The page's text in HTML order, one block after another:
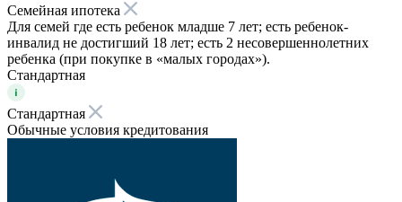
Семейная ипотека
Для семей где есть ребенок младше 7 лет; есть ребенок-
инвалид не достигший 18 лет; есть 2 несовершеннолетних
ребенка (при покупке в «малых городах»).
Стандартная
Стандартная
Обычные условия кредитования